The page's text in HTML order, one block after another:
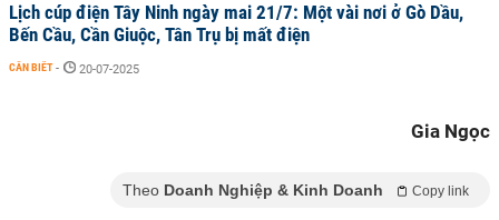
Lịch cúp điện Tây Ninh ngày mai 21/7: Một vài nơi ở Gò Dầu,
Bến Cầu, Cần Giuộc, Tân Trụ bị mất điện
CẦN BIẾT - 20-07-2025
Gia Ngọc
Theo Doanh Nghiệp & Kinh Doanh Copy link